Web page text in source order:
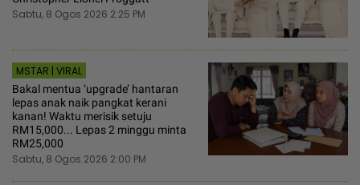
Sabtu, 8 Ogos 2026 2:25 PM
MSTAR | VIRAL
Bakal mentua ‘upgrade’ hantaran
lepas anak naik pangkat kerani
kanan! Waktu merisik setuju
RM15,000... Lepas 2 minggu minta
RM25,000
Sabtu, 8 Ogos 2026 2:00 PM